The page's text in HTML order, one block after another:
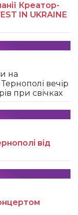
Креатор-
IN UKRAINE
на
вечір
при свічках
від